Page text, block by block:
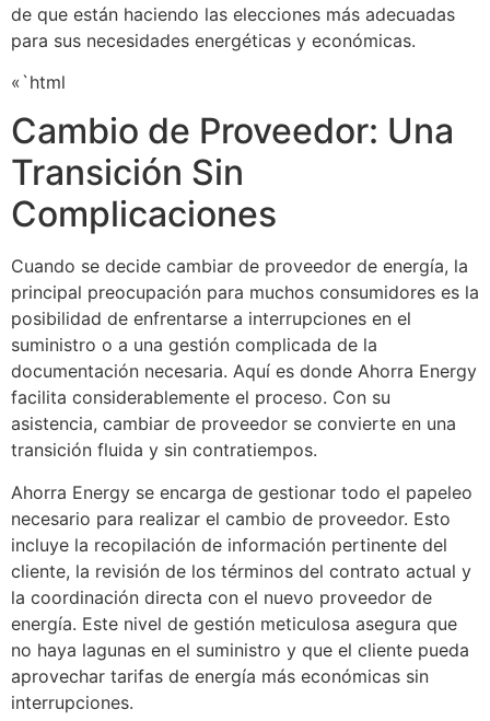
de que están haciendo las elecciones más adecuadas
para sus necesidades energéticas y económicas.
«`html
Cambio de Proveedor: Una
Transición Sin
Complicaciones
Cuando se decide cambiar de proveedor de energía, la
principal preocupación para muchos consumidores es la
posibilidad de enfrentarse a interrupciones en el
suministro o a una gestión complicada de la
documentación necesaria. Aquí es donde Ahorra Energy
facilita considerablemente el proceso. Con su
asistencia, cambiar de proveedor se convierte en una
transición fluida y sin contratiempos.
Ahorra Energy se encarga de gestionar todo el papeleo
necesario para realizar el cambio de proveedor. Esto
incluye la recopilación de información pertinente del
cliente, la revisión de los términos del contrato actual y
la coordinación directa con el nuevo proveedor de
energía. Este nivel de gestión meticulosa asegura que
no haya lagunas en el suministro y que el cliente pueda
aprovechar tarifas de energía más económicas sin
interrupciones.